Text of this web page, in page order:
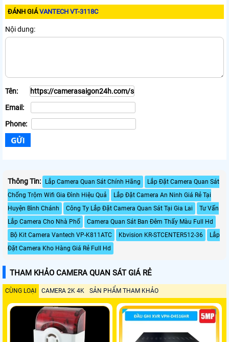
ĐÁNH GIÁVANTECH VT-3118C
Nội dung:
Tên:
Email:
Phone:
Thông Tin: Lắp Camera Quan Sát Chính Hãng
Lắp Đặt Camera Quan Sát
Chống Trộm Wifi Gia Đình Hiệu Quả
Lắp Đặt Camera An Ninh Giá Rẻ Tại
Huyện Bình Chánh
Công Ty Lắp Đặt Camera Quan Sát Tại Gia Lai
Tư Vấn
Lắp Camera Cho Nhà Phố
Camera Quan Sát Ban Đêm Thấy Màu Full Hd
Bộ Kit Camera Vantech VP-K811ATC
Kbvision KR-STCENTER512-36
Lắp
Đặt Camera Kho Hàng Giá Rẻ Full Hd
THAM KHẢO CAMERA QUAN SÁT GIÁ RẺ
CÙNG LOẠI CAMERA 2K 4K SẢN PHẨM THAM KHẢO